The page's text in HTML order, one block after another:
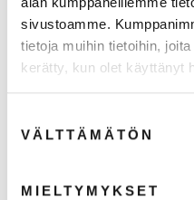
sivustoamme.
tietoja muihin tietoihin,
kerätty, kun olet käyttänyt
valinta
VÄLTTÄMÄTÖN
MIELTYMYKSET